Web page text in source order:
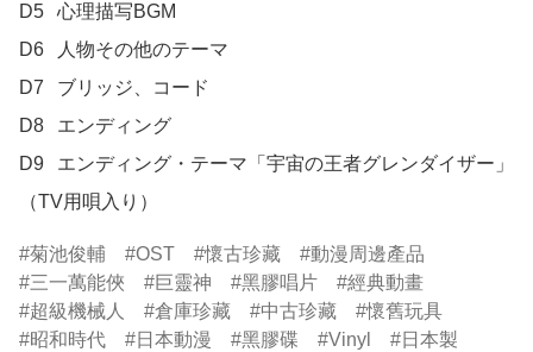
D5	心理描写BGM
D6	人物その他のテーマ
D7	ブリッジ、コード
D8	エンディング
D9	エンディング・テーマ「宇宙の王者グレンダイザー」
（TV用唄入り）
菊池俊輔 OST 懷古珍藏
動漫周邊產品
三一萬能俠
巨靈神 黑膠唱片
經典動畫
超級機械人
倉庫珍藏 中古珍藏
懷舊玩具
昭和時代
日本動漫 黑膠碟 Vinyl
日本製